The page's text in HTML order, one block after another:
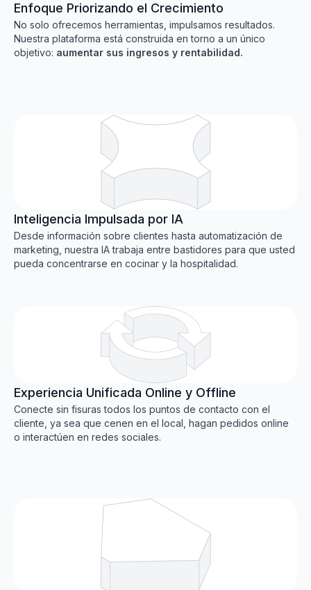
Enfoque Priorizando el Crecimiento
No solo ofrecemos herramientas, impulsamos resultados.
Nuestra plataforma está construida en torno a un único
objetivo: aumentar sus ingresos y rentabilidad.
Inteligencia Impulsada por IA
Desde información sobre clientes hasta automatización de
marketing, nuestra IA trabaja entre bastidores para que usted
pueda concentrarse en cocinar y la hospitalidad.
Experiencia Unificada Online y Offline
Conecte sin fisuras todos los puntos de contacto con el
cliente, ya sea que cenen en el local, hagan pedidos online
o interactúen en redes sociales.